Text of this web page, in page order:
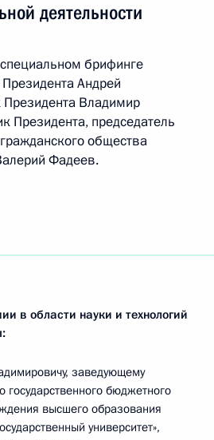
деятельности
брифинге
Андрей
Владимир
Президента, председатель
общества
Фадеев.
в области науки и технологий
заведующему
бюджетного
высшего образования
университет»,